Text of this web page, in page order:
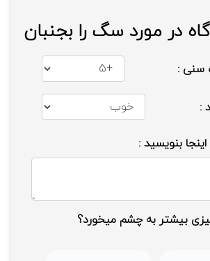
در مورد سگ را بجنبان
سنی :
:
بنویسید :
بیشتر به چشم میخورد؟